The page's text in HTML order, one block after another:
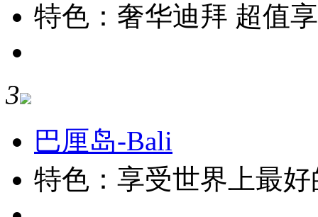
特色：奢华迪拜 超值
3
巴厘岛-Bali
特色：享受世界上最好